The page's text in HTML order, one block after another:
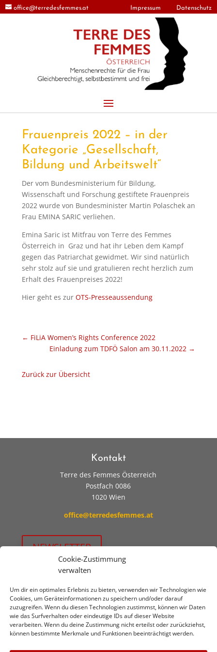
Cookie-Zustimmung
verwalten
Um dir ein optimales Erlebnis zu bieten, verwenden wir Technologien wie
Cookies, um Geräteinformationen zu speichern und/oder darauf
zuzugreifen. Wenn du diesen Technologien zustimmst, können wir Daten
wie das Surfverhalten oder eindeutige IDs auf dieser Website
verarbeiten. Wenn du deine Zustimmung nicht erteilst oder zurückziehst,
können bestimmte Merkmale und Funktionen beeinträchtigt werden.
office@terredesfemmes.at Impressum Datenschutz
Frauenpreis 2022 – in der
Kategorie „Gesellschaft,
Bildung und Arbeitswelt“
Der vom Bundesministerium für Bildung,
Wissenschaft und Forschung gestiftete Frauenpreis
2022 wurde von Bundesminister Martin Polaschek an
Frau EMINA SARIC verliehen.
Emina Saric ist Mitfrau von Terre des Femmes
Österreich in Graz und hat ihr Leben dem Kampf
gegen das Patriarchat gewidmet. Wir sind natürlich
sehr stolz auf sie und gratulieren recht herzlich zum
Erhalt des Frauenpreises 2022!
Hier geht es zur OTS-Presseaussendung
← FiLiA Women’s Rights Conference 2022
Einladung zum TDFÖ Salon am 30.11.2022 →
Zurück zur Übersicht
Kontakt
Terre des Femmes Österreich
Postfach 0086
1020 Wien
office@terredesfemmes.at
NEWSLETTER
Wir freuen uns überSPENDENauf:
Erste Bank
IBAN: AT93 2011 1844 6148 0700
BIC: GIBAATWW